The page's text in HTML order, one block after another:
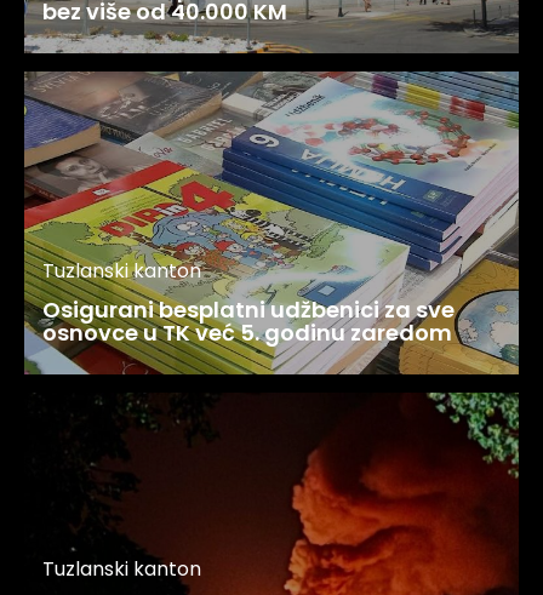
bez više od 40.000 KM
Tuzlanski kanton
Osigurani besplatni udžbenici za sve
osnovce u TK već 5. godinu zaredom
Tuzlanski kanton